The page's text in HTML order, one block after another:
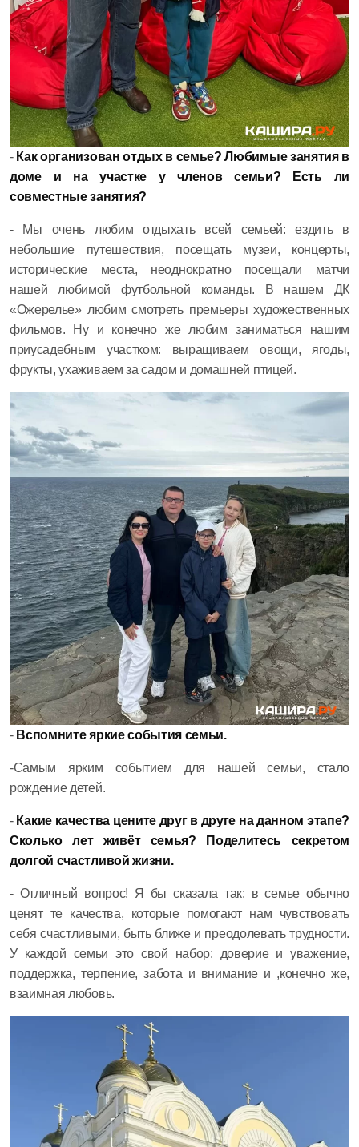
- Как организован отдых в семье? Любимые занятия в
доме и на участке у членов семьи? Есть ли
совместные занятия?
- Мы очень любим отдыхать всей семьей: ездить в
небольшие путешествия, посещать музеи, концерты,
исторические места, неоднократно посещали матчи
нашей любимой футбольной команды. В нашем ДК
«Ожерелье» любим смотреть премьеры художественных
фильмов. Ну и конечно же любим заниматься нашим
приусадебным участком: выращиваем овощи, ягоды,
фрукты, ухаживаем за садом и домашней птицей.
- Вспомните яркие события семьи.
-Самым ярким событием для нашей семьи, стало
рождение детей.
- Какие качества цените друг в друге на данном этапе?
Сколько лет живёт семья? Поделитесь секретом
долгой счастливой жизни.
- Отличный вопрос! Я бы сказала так: в семье обычно
ценят те качества, которые помогают нам чувствовать
себя счастливыми, быть ближе и преодолевать трудности.
У каждой семьи это свой набор: доверие и уважение,
поддержка, терпение, забота и внимание и ,конечно же,
взаимная любовь.